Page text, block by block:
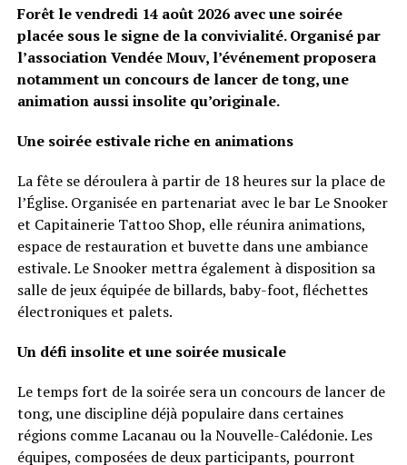
Forêt le vendredi 14 août 2026 avec une soirée
placée sous le signe de la convivialité. Organisé par
l’association Vendée Mouv, l’événement proposera
notamment un concours de lancer de tong, une
animation aussi insolite qu’originale.
Une soirée estivale riche en animations
La fête se déroulera à partir de 18 heures sur la place de
l’Église. Organisée en partenariat avec le bar Le Snooker
et Capitainerie Tattoo Shop, elle réunira animations,
espace de restauration et buvette dans une ambiance
estivale. Le Snooker mettra également à disposition sa
salle de jeux équipée de billards, baby-foot, fléchettes
électroniques et palets.
Un défi insolite et une soirée musicale
Le temps fort de la soirée sera un concours de lancer de
tong, une discipline déjà populaire dans certaines
régions comme Lacanau ou la Nouvelle-Calédonie. Les
équipes, composées de deux participants, pourront